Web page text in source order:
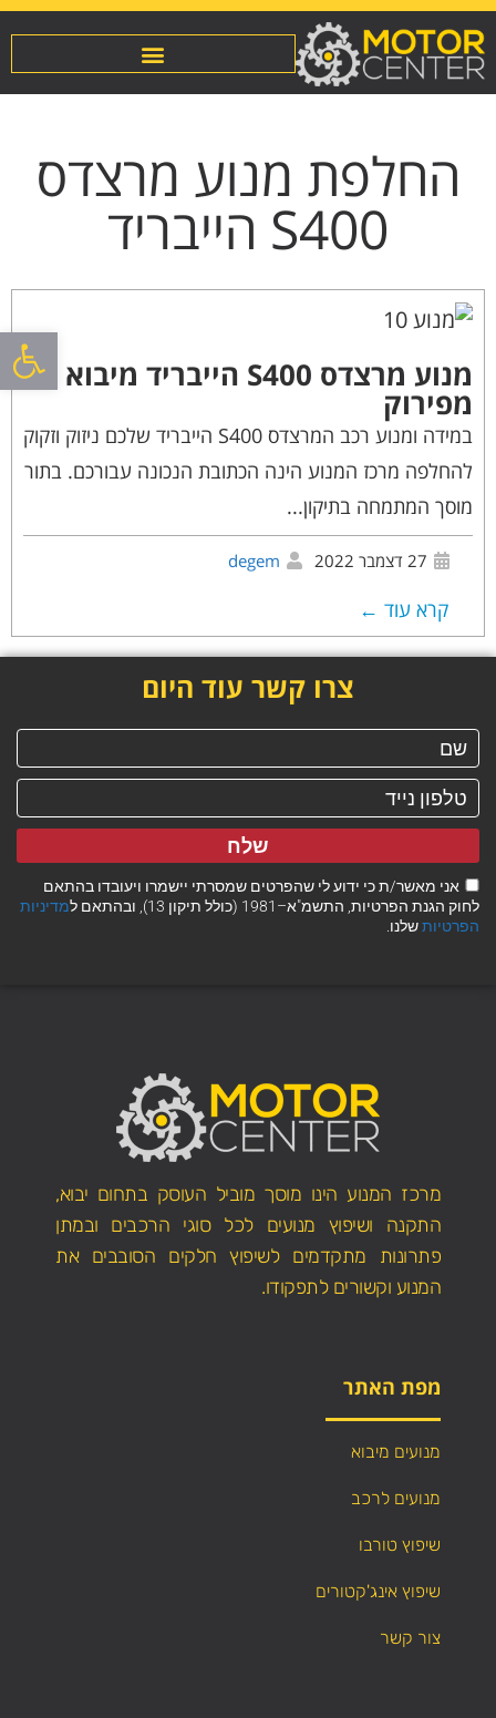
פתח
החלפת מנוע מרצדס
S400 הייבריד
מנוע מרצדס S400 הייבריד מיבוא או
מפירוק
במידה ומנוע רכב המרצדס S400 הייבריד שלכם ניזוק וזקוק
להחלפה מרכז המנוע הינה הכתובת הנכונה עבורכם. בתור
מוסך המתמחה בתיקון...
27 דצמבר 2022 degem
קרא עוד ←
צרו קשר עוד היום
אני מאשר/ת כי ידוע לי שהפרטים שמסרתי יישמרו ויעובדו בהתאם
לחוק הגנת הפרטיות, התשמ"א–1981 (כולל תיקון 13), ובהתאם ל
מדיניות
הפרטיותשלנו.
שלח
מרכז המנוע הינו מוסך מוביל העוסק בתחום יבוא,
התקנה ושיפוץ מנועים לכל סוגי הרכבים ובמתן
פתרונות מתקדמים לשיפוץ חלקים הסובבים את
המנוע וקשורים לתפקודו.
מפת האתר
מנועים מיבוא
מנועים לרכב
שיפוץ טורבו
שיפוץ אינג'קטורים
צור קשר